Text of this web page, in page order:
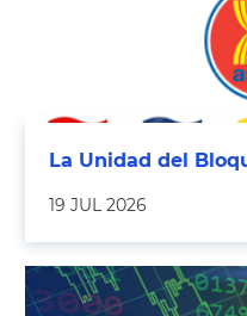
La Unidad del
19 JUL 2026